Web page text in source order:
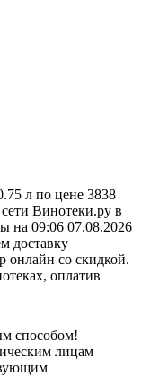
л по цене 3838
Винотеки.ру в
на 09:06 07.08.2026
доставку
онлайн со скидкой.
оплатив
способом!
лицам